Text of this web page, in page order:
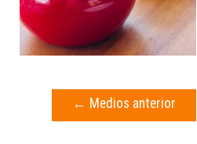
← Medios anterior